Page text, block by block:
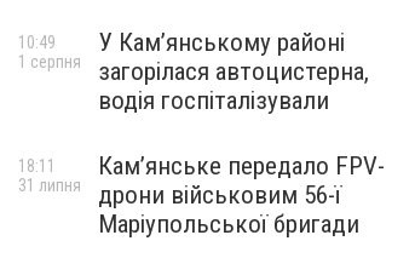
У Кам’янському районі
загорілася автоцистерна,
водія госпіталізували
10:49
1 серпня
Кам’янське передало FPV-
дрони військовим 56-ї
Маріупольської бригади
18:11
31 липня